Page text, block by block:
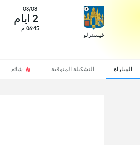
فيسترلو
08/08
2 ايام
06:45 م
المباراة التشكيلة المتوقعة شائع